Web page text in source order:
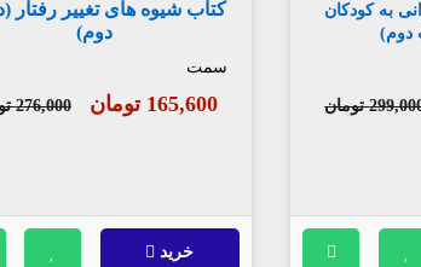
به کودکان
دوم)
تومان
کتاب شیوه های تغییر
دوم)
سمت
165,600 تومان 276,000 تومان
خرید